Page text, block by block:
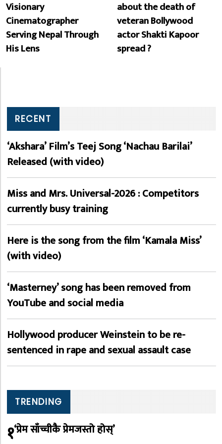
Visionary
Cinematographer
Serving Nepal Through
His Lens
about the death of
veteran Bollywood
actor Shakti Kapoor
spread ?
RECENT
‘Akshara’ Film’s Teej Song ‘Nachau Barilai’
Released (with video)
Miss and Mrs. Universal-2026 : Competitors
currently busy training
Here is the song from the film ‘Kamala Miss’
(with video)
‘Masterney’ song has been removed from
YouTube and social media
Hollywood producer Weinstein to be re-
sentenced in rape and sexual assault case
TRENDING
१‘प्रेम साँच्चीकै प्रेमजस्तो होस्’